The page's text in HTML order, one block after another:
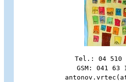
Tel.: 04 510
GSM: 041 63